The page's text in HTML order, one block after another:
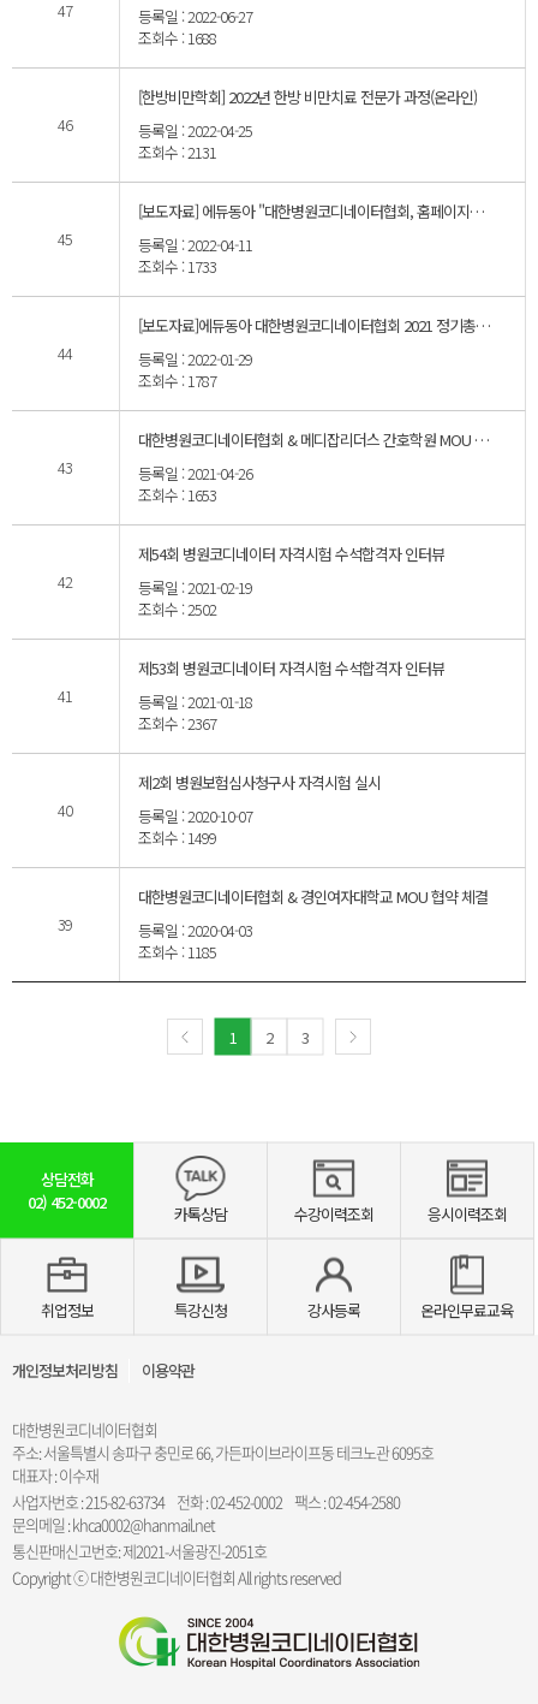
47
등록일 : 2022-06-27
조회수 : 1688
46
[한방비만학회] 2022년 한방 비만치료 전문가 과정(온라인)
등록일 : 2022-04-25
조회수 : 2131
45
[보도자료] 에듀동아 "대한병원코디네이터협회, 홈페이지에 보수교육 강좌 업데이트"
등록일 : 2022-04-11
조회수 : 1733
44
[보도자료]에듀동아 대한병원코디네이터협회 2021 정기총회 개최
등록일 : 2022-01-29
조회수 : 1787
43
대한병원코디네이터협회 & 메디잡리더스 간호학원 MOU 협약 체결
등록일 : 2021-04-26
조회수 : 1653
42
제54회 병원코디네이터 자격시험 수석합격자 인터뷰
등록일 : 2021-02-19
조회수 : 2502
41
제53회 병원코디네이터 자격시험 수석합격자 인터뷰
등록일 : 2021-01-18
조회수 : 2367
40
제2회 병원보험심사청구사 자격시험 실시
등록일 : 2020-10-07
조회수 : 1499
39
대한병원코디네이터협회 & 경인여자대학교 MOU 협약 체결
등록일 : 2020-04-03
조회수 : 1185
1 2 3
상담전화
02) 452-0002
카톡상담 수강이력조회 응시이력조회
취업정보 특강신청 강사등록 온라인무료교육
개인정보처리방침 이용약관
대한병원코디네이터협회
주소: 서울특별시 송파구 충민로 66, 가든파이브라이프동 테크노관 6095호
대표자 : 이수재
사업자번호 : 215-82-63734 전화 : 02-452-0002 팩스 : 02-454-2580
문의메일 : khca0002@hanmail.net
통신판매신고번호: 제2021-서울광진-2051호
Copyright ⓒ 대한병원코디네이터협회 All rights reserved